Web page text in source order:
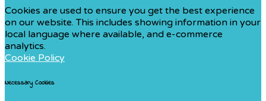
Cookies are used to ensure you get the best experience
on our website. This includes showing information in your
local language where available, and e-commerce
analytics.
Cookie Policy
Necessary Cookies